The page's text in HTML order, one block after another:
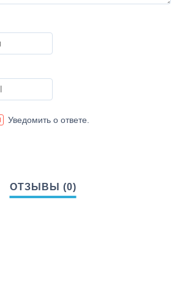
Уведомить о ответе.